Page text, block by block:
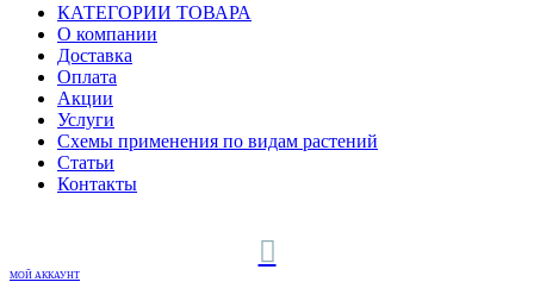
КАТЕГОРИИ ТОВАРА
О компании
Доставка
Оплата
Акции
Услуги
Схемы применения по видам растений
Статьи
Контакты
МОЙ АККАУНТ